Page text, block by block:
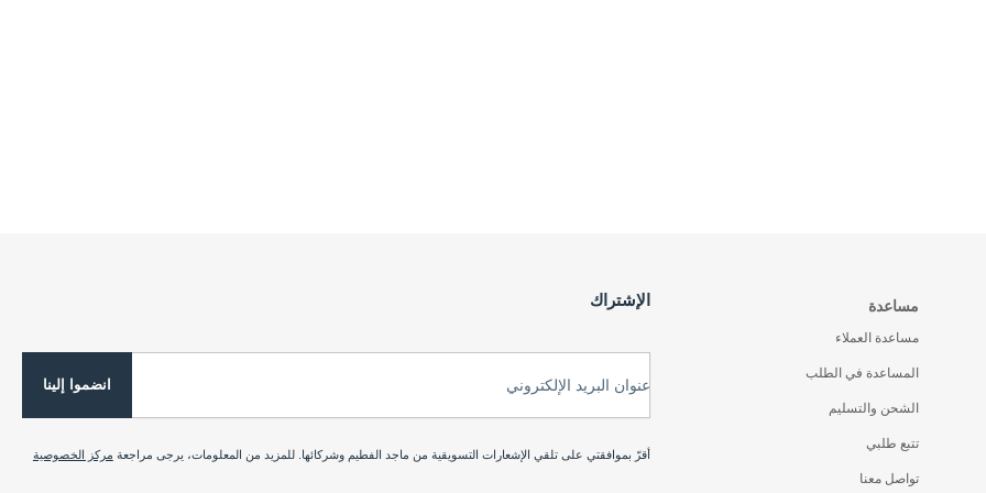
مساعدة
مساعدة العملاء
المساعدة في الطلب
الشحن والتسليم
تتبع طلبي
تواصل معنا
الإشتراك
عنوان البريد الإلكتروني انضموا إلينا
أقرّ بموافقتي على تلقي الإشعارات التسويقية من ماجد الفطيم وشركائها. للمزيد من المعلومات، يرجى مراجعة مركز الخصوصية